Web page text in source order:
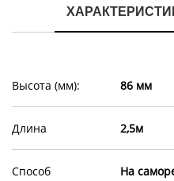
Высота (мм): 86 мм
Длина 2,5м
Способ
На